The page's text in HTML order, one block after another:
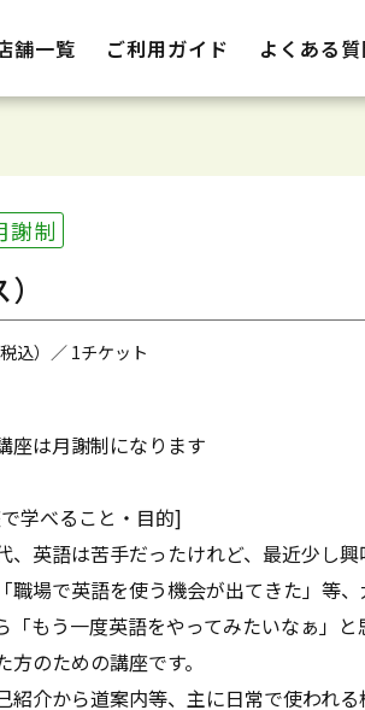
舗一覧 ご利用ガイド よくある質
謝制
税込）／ 1チケット
座は月謝制になります
学べること・目的]
、英語は苦手だったけれど、最近少し
職場で英語を使う機会が出てきた」等
「もう一度英語をやってみたいなぁ」と
方のための講座です。
紹介から道案内等、主に日常で使われる